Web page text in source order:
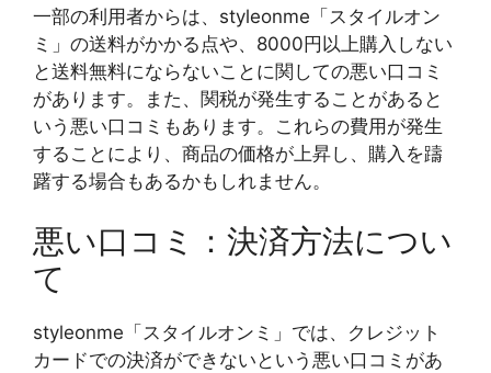
一部の利用者からは、styleonme「スタイルオン
ミ」の送料がかかる点や、8000円以上購入しない
と送料無料にならないことに関しての悪い口コミ
があります。また、関税が発生することがあると
いう悪い口コミもあります。これらの費用が発生
することにより、商品の価格が上昇し、購入を躊
躇する場合もあるかもしれません。
悪い口コミ：決済方法につい
て
styleonme「スタイルオンミ」では、クレジット
カードでの決済ができないという悪い口コミがあ